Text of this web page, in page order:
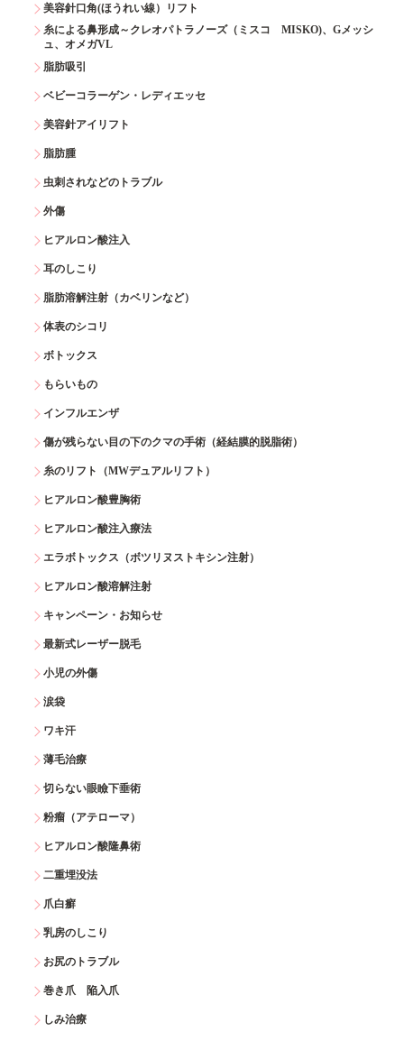
美容針口角(ほうれい線）リフト
糸による鼻形成～クレオパトラノーズ（ミスコ MISKO)、Gメッシ
ュ、オメガVL
脂肪吸引
ベビーコラーゲン・レディエッセ
美容針アイリフト
脂肪腫
虫刺されなどのトラブル
外傷
ヒアルロン酸注入
耳のしこり
脂肪溶解注射（カベリンなど）
体表のシコリ
ボトックス
もらいもの
インフルエンザ
傷が残らない目の下のクマの手術（経結膜的脱脂術）
糸のリフト（MWデュアルリフト）
ヒアルロン酸豊胸術
ヒアルロン酸注入療法
エラボトックス（ボツリヌストキシン注射）
ヒアルロン酸溶解注射
キャンペーン・お知らせ
最新式レーザー脱毛
小児の外傷
涙袋
ワキ汗
薄毛治療
切らない眼瞼下垂術
粉瘤（アテローマ）
ヒアルロン酸隆鼻術
二重埋没法
爪白癬
乳房のしこり
お尻のトラブル
巻き爪 陥入爪
しみ治療